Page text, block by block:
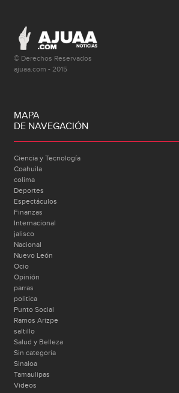
© Derechos Reservados
ajuaa.com - 2015
MAPA
DE NAVEGACIÓN
Ciencia y Tecnología
Coahuila
colima
Deportes
Espectáculos
Finanzas
Internacional
jalisco
Nacional
Nuevo León
Ocio
Opinión
parras
politica
Punto Social
Ramos Arizpe
saltillo
Salud y Belleza
Sin categoría
Sinaloa
Tamaulipas
Videos